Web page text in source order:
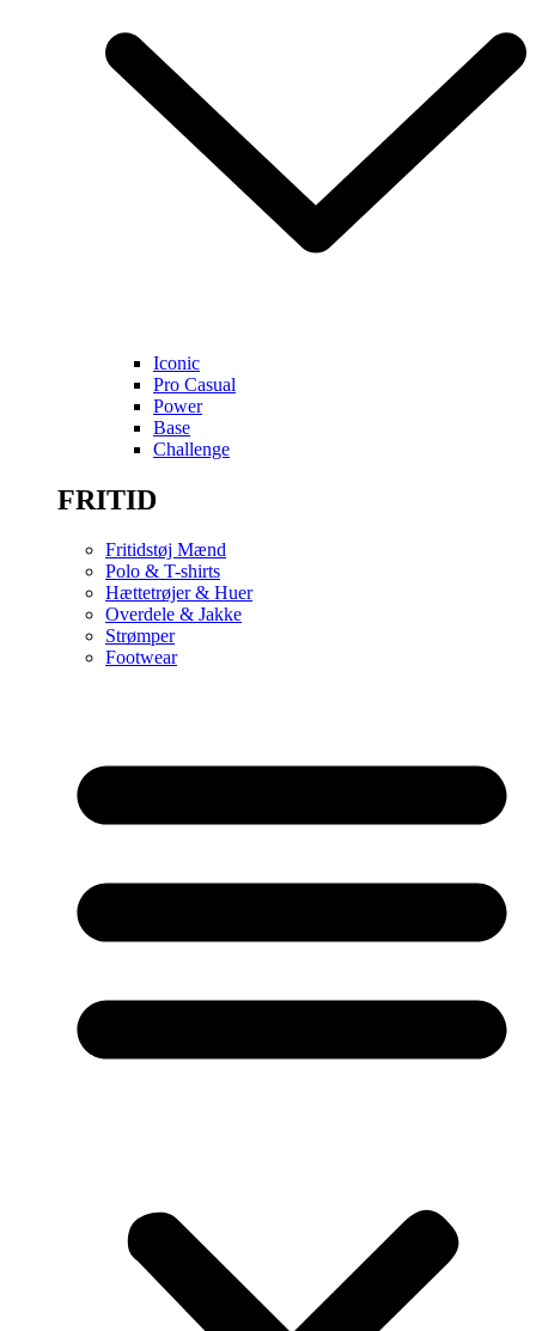
Iconic
Pro Casual
Power
Base
Challenge
FRITID
Fritidstøj Mænd
Polo & T-shirts
Hættetrøjer & Huer
Overdele & Jakke
Strømper
Footwear